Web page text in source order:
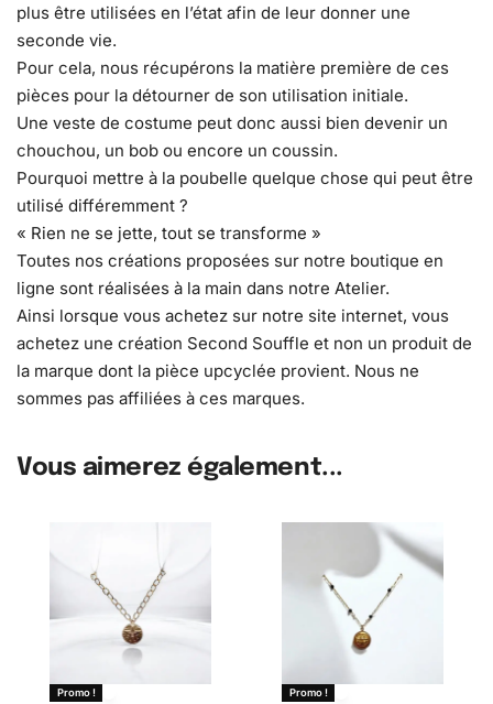
plus être utilisées en l’état afin de leur donner une
seconde vie.
Pour cela, nous récupérons la matière première de ces
pièces pour la détourner de son utilisation initiale.
Une veste de costume peut donc aussi bien devenir un
chouchou, un bob ou encore un coussin.
Pourquoi mettre à la poubelle quelque chose qui peut être
utilisé différemment ?
« Rien ne se jette, tout se transforme »
Toutes nos créations proposées sur notre boutique en
ligne sont réalisées à la main dans notre Atelier.
Ainsi lorsque vous achetez sur notre site internet, vous
achetez une création Second Souffle et non un produit de
la marque dont la pièce upcyclée provient. Nous ne
sommes pas affiliées à ces marques.
Vous aimerez également...
Promo ! Promo !